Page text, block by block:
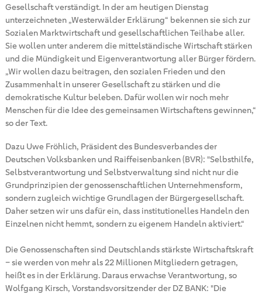
Gesellschaft verständigt. In der am heutigen Dienstag
unterzeichneten „Westerwälder Erklärung“ bekennen sie sich zur
Sozialen Marktwirtschaft und gesellschaftlichen Teilhabe aller.
Sie wollen unter anderem die mittelständische Wirtschaft stärken
und die Mündigkeit und Eigenverantwortung aller Bürger fördern.
„Wir wollen dazu beitragen, den sozialen Frieden und den
Zusammenhalt in unserer Gesellschaft zu stärken und die
demokratische Kultur beleben. Dafür wollen wir noch mehr
Menschen für die Idee des gemeinsamen Wirtschaftens gewinnen,“
so der Text.
Dazu Uwe Fröhlich, Präsident des Bundesverbandes der
Deutschen Volksbanken und Raiffeisenbanken (BVR): "Selbsthilfe,
Selbstverantwortung und Selbstverwaltung sind nicht nur die
Grundprinzipien der genossenschaftlichen Unternehmensform,
sondern zugleich wichtige Grundlagen der Bürgergesellschaft.
Daher setzen wir uns dafür ein, dass institutionelles Handeln den
Einzelnen nicht hemmt, sondern zu eigenem Handeln aktiviert.“
Die Genossenschaften sind Deutschlands stärkste Wirtschaftskraft
– sie werden von mehr als 22 Millionen Mitgliedern getragen,
heißt es in der Erklärung. Daraus erwachse Verantwortung, so
Wolfgang Kirsch, Vorstandsvorsitzender der DZ BANK: "Die